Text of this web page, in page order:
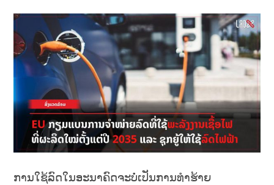
ການໃຊ້ລົດໃນອະນາຄົດຈະບໍ່ເປັນການທໍາຮ້າຍ